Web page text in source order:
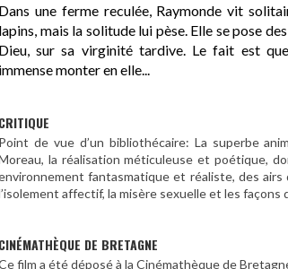
Dans une ferme reculée, Raymonde vit
lapins, mais la solitude lui pèse. Elle se pose
Dieu, sur sa virginité tardive. Le fait est
immense monter en elle...
CRITIQUE
Point de vue d’un bibliothécaire: La superbe
la réalisation méticuleuse et poétique,
fantasmatique et réaliste, des
affectif, la misère sexuelle et les façons
CINÉMATHÈQUE DE BRETAGNE
film a été déposé à la Cinémathèque de